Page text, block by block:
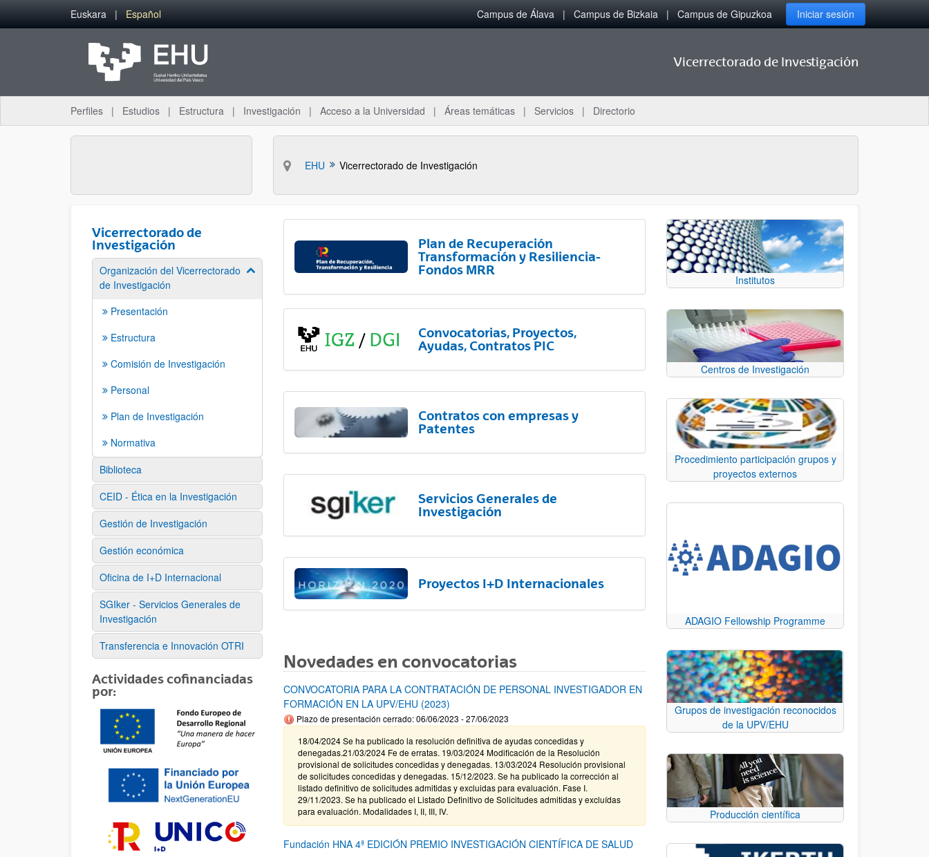
Saltar al contenido principal
Euskara Español Campus de Álava Campus de Bizkaia Campus de Gipuzkoa Iniciar sesión
Vicerrectorado de Investigación
Perfiles Estudios Estructura Investigación Acceso a la Universidad Áreas temáticas Servicios Directorio
EHU Vicerrectorado de Investigación
Vicerrectorado de
Investigación
Organización del Vicerrectorado
de Investigación
Mostrar/ocultar subpáginas
Presentación
Estructura
Comisión de Investigación
Personal
Plan de Investigación
Normativa
Biblioteca
CEID - Ética en la Investigación
Gestión de Investigación
Gestión económica
Oficina de I+D Internacional
SGIker - Servicios Generales de
Investigación
Transferencia e Innovación OTRI
Actividades cofinanciadas
por:
Plan de Recuperación
Transformación y Resiliencia-
Fondos MRR
Convocatorias, Proyectos,
Ayudas, Contratos PIC
Contratos con empresas y
Patentes
Servicios Generales de
Investigación
Proyectos I+D Internacionales
Novedades en convocatorias
CONVOCATORIA PARA LA CONTRATACIÓN DE PERSONAL INVESTIGADOR EN
FORMACIÓN EN LA UPV/EHU (2023)
Plazo de presentación cerrado: 06/06/2023 - 27/06/2023
18/04/2024 Se ha publicado la resolución definitiva de ayudas concedidas y
denegadas.21/03/2024 Fe de erratas. 19/03/2024 Modificación de la Resolución
provisional de solicitudes concedidas y denegadas. 13/03/2024 Resolución provisional
de solicitudes concedidas y denegadas. 15/12/2023. Se ha publicado la corrección al
listado definitivo de solicitudes admitidas y excluidas para evaluación. Fase I.
29/11/2023. Se ha publicado el Listado Definitivo de Solicitudes admitidas y excluídas
para evaluación. Modalidades I, II, III, IV.
Fundación HNA 4ª EDICIÓN PREMIO INVESTIGACIÓN CIENTÍFICA DE SALUD
Institutos
Centros de Investigación
Procedimiento participación grupos y
proyectos externos
ADAGIO Fellowship Programme
Grupos de investigación reconocidos
de la UPV/EHU
Producción científica